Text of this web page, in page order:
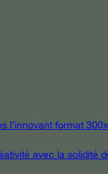
l’innovant format
avec la solidité